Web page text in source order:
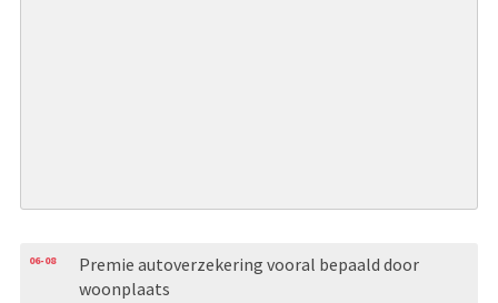
06-08
Premie autoverzekering vooral bepaald door
woonplaats